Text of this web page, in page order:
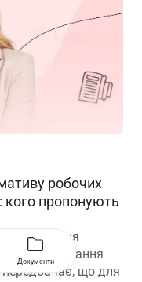
робочих
кого пропонують
виконання
передбачає, що для
Документи